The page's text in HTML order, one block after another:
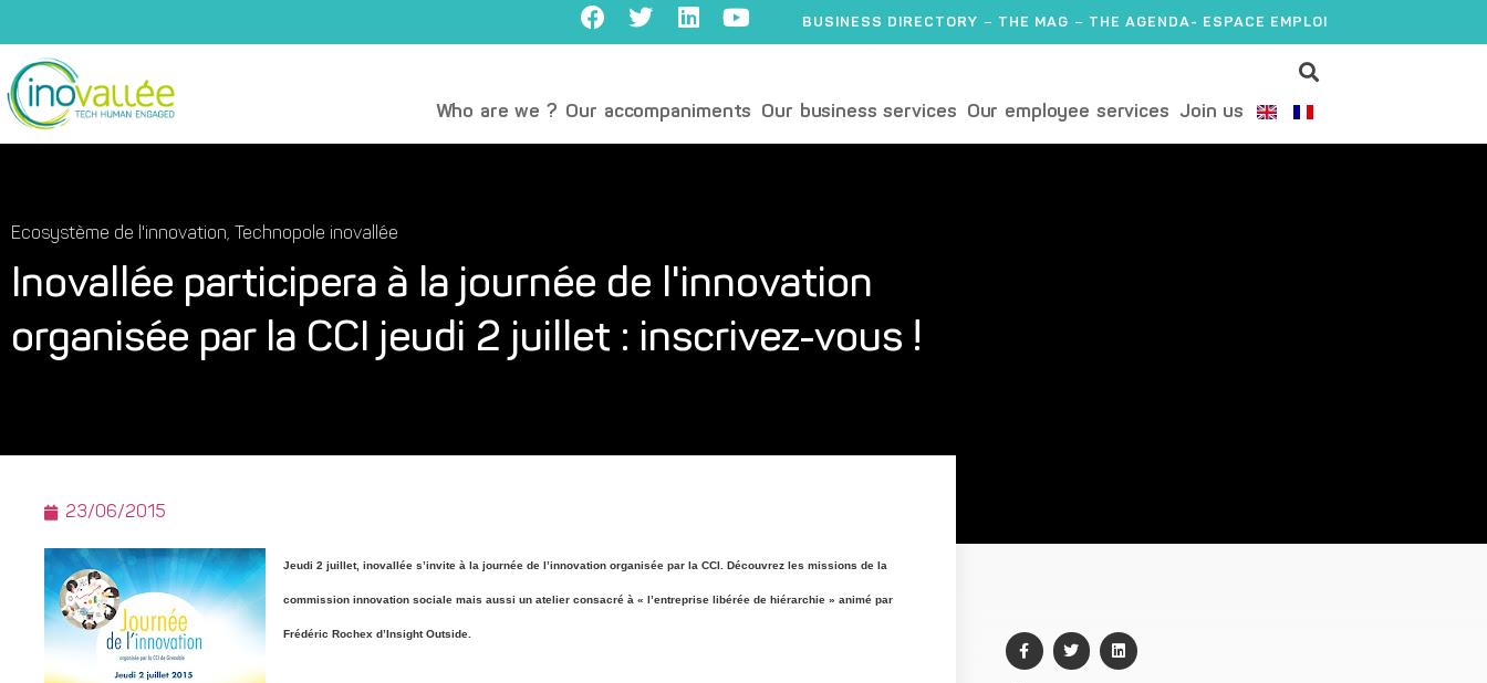
BUSINESS DIRECTORY THE MAG THE AGENDA- ESPACE EMPLOI
Who are we ? Our accompaniments Our business services Our employee services Join us
Ecosystème de l'innovation, Technopole inovallée
Inovallée participera à la journée de l'innovation
organisée par la CCI jeudi 2 juillet : inscrivez-vous !
23/06/2015
Jeudi 2 juillet, inovallée s’invite à la journée de l’innovation organisée par la CCI. Découvrez les missions de la
commission innovation sociale mais aussi un atelier consacré à « l’entreprise libérée de hiérarchie » animé par
Frédéric Rochex d’Insight Outside.